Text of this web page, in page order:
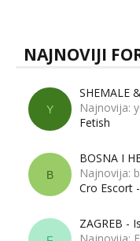
NAJNOVIJI
Y
SHEMALE
Najnovija:
Fetish
B
BOSNA I
Najnovija:
Cro Escort
ZAGREB -